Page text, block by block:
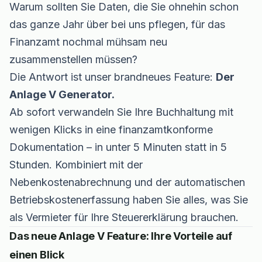
Warum sollten Sie Daten, die Sie ohnehin schon
das ganze Jahr über bei uns pflegen, für das
Finanzamt nochmal mühsam neu
zusammenstellen müssen?
Die Antwort ist unser brandneues Feature: Der
Anlage V Generator.
Ab sofort verwandeln Sie Ihre Buchhaltung mit
wenigen Klicks in eine finanzamtkonforme
Dokumentation – in unter 5 Minuten statt in 5
Stunden. Kombiniert mit der
Nebenkostenabrechnung und der automatischen
Betriebskostenerfassung haben Sie alles, was Sie
als Vermieter für Ihre Steuererklärung brauchen.
Das neue Anlage V Feature: Ihre Vorteile auf
einen Blick